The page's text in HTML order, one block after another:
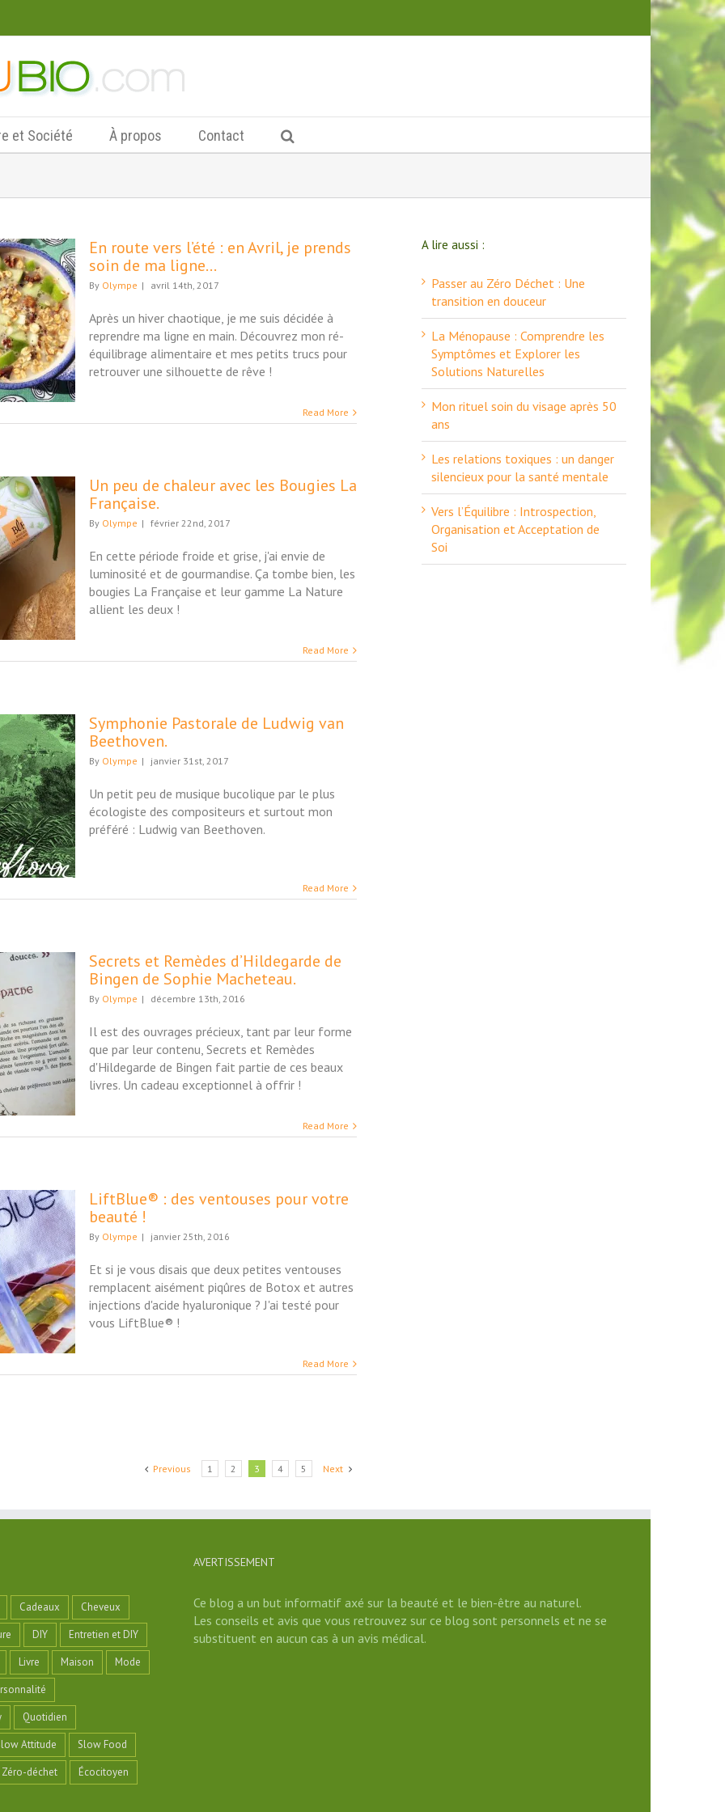
et Société À propos Contact
En route vers l’été : en Avril, je prends
soin de ma ligne…
By Olympe | avril 14th, 2017
Après un hiver chaotique, je me suis décidée à
reprendre ma ligne en main. Découvrez mon ré-
équilibrage alimentaire et mes petits trucs pour
retrouver une silhouette de rêve !
Read More
Un peu de chaleur avec les Bougies La
Française.
By Olympe | février 22nd, 2017
En cette période froide et grise, j'ai envie de
luminosité et de gourmandise. Ça tombe bien, les
bougies La Française et leur gamme La Nature
allient les deux !
Read More
Symphonie Pastorale de Ludwig van
Beethoven.
By Olympe | janvier 31st, 2017
Un petit peu de musique bucolique par le plus
écologiste des compositeurs et surtout mon
préféré : Ludwig van Beethoven.
Read More
Secrets et Remèdes d’Hildegarde de
Bingen de Sophie Macheteau.
By Olympe | décembre 13th, 2016
Il est des ouvrages précieux, tant par leur forme
que par leur contenu, Secrets et Remèdes
d'Hildegarde de Bingen fait partie de ces beaux
livres. Un cadeau exceptionnel à offrir !
Read More
LiftBlue® : des ventouses pour votre
beauté !
By Olympe | janvier 25th, 2016
Et si je vous disais que deux petites ventouses
remplacent aisément piqûres de Botox et autres
injections d'acide hyaluronique ? J'ai testé pour
vous LiftBlue® !
Read More
Previous 1 2 3 4 5 Next
A lire aussi :
Passer au Zéro Déchet : Une
transition en douceur
La Ménopause : Comprendre les
Symptômes et Explorer les
Solutions Naturelles
Mon rituel soin du visage après 50
ans
Les relations toxiques : un danger
silencieux pour la santé mentale
Vers l’Équilibre : Introspection,
Organisation et Acceptation de
Soi
Cadeaux
Cheveux
DIY
Entretien et DIY
Livre Maison
Mode
Quotidien
Attitude
Slow Food
Zéro-déchet
Écocitoyen
AVERTISSEMENT
Ce blog a un but informatif axé sur la beauté et le bien-être au naturel.
Les conseils et avis que vous retrouvez sur ce blog sont personnels et ne se
substituent en aucun cas à un avis médical.